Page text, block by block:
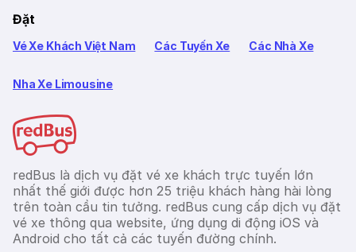
Đặt
Vé Xe Khách Việt Nam Các Tuyến Xe Các Nhà Xe
Nha Xe Limousine
redBus là dịch vụ đặt vé xe khách trực tuyến lớn
nhất thế giới được hơn 25 triệu khách hàng hài lòng
trên toàn cầu tin tưởng. redBus cung cấp dịch vụ đặt
vé xe thông qua website, ứng dụng di động iOS và
Android cho tất cả các tuyến đường chính.